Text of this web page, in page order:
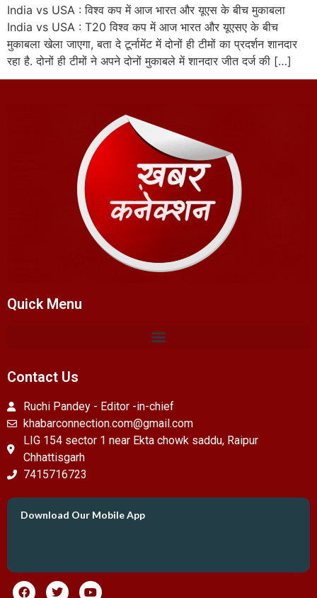
India vs USA : विश्व कप में आज भारत और यूएस के बीच मुकाबला
India vs USA : T20 विश्व कप में आज भारत और यूएसए के बीच
मुकाबला खेला जाएगा, बता दे टूर्नामेंट में दोनों ही टीमों का प्रदर्शन शानदार
रहा है. दोनों ही टीमों ने अपने दोनों मुकाबले में शानदार जीत दर्ज की […]
Quick Menu
Contact Us
Ruchi Pandey - Editor -in-chief
khabarconnection.com@gmail.com
LIG 154 sector 1 near Ekta chowk saddu, Raipur
Chhattisgarh
7415716723
Download Our Mobile App